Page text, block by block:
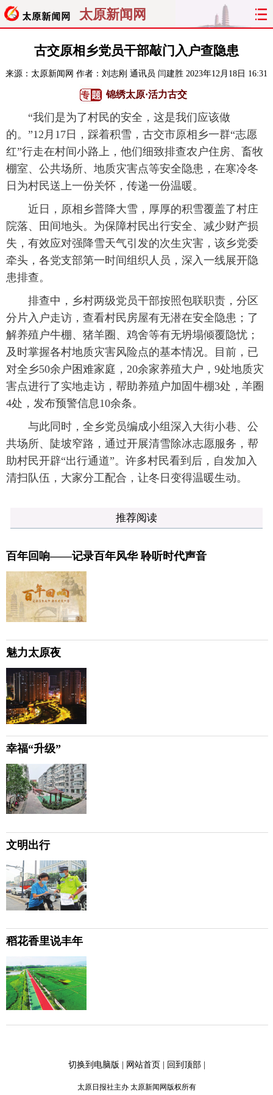
太原新闻网
首页 聚焦 太原 山西
经济 关注 文明 出行
旅游 理财 政务 教育
看天下 晋月读 最太原 网罗民生
太原晚报
古交原相乡党员干部敲门入户查隐患
来源： 太原新闻网 作者：刘志刚 通讯员 闫建胜 2023年12月18日 16:31
锦绣太原·活力古交
“我们是为了村民的安全，这是我们应该做
的。”12月17日，踩着积雪，古交市原相乡一群“志愿
红”行走在村间小路上，他们细致排查农户住房、畜牧
棚室、公共场所、地质灾害点等安全隐患，在寒冷冬
日为村民送上一份关怀，传递一份温暖。
近日，原相乡普降大雪，厚厚的积雪覆盖了村庄
院落、田间地头。为保障村民出行安全、减少财产损
失，有效应对强降雪天气引发的次生灾害，该乡党委
牵头，各党支部第一时间组织人员，深入一线展开隐
患排查。
排查中，乡村两级党员干部按照包联职责，分区
分片入户走访，查看村民房屋有无潜在安全隐患；了
解养殖户牛棚、猪羊圈、鸡舍等有无坍塌倾覆隐忧；
及时掌握各村地质灾害风险点的基本情况。目前，已
对全乡50余户困难家庭，20余家养殖大户，9处地质灾
害点进行了实地走访，帮助养殖户加固牛棚3处，羊圈
4处，发布预警信息10余条。
与此同时，全乡党员编成小组深入大街小巷、公
共场所、陡坡窄路，通过开展清雪除冰志愿服务，帮
助村民开辟“出行通道”。许多村民看到后，自发加入
清扫队伍，大家分工配合，让冬日变得温暖生动。
推荐阅读
百年回响——记录百年风华 聆听时代声音
魅力太原夜
幸福“升级”
文明出行
稻花香里说丰年
切换到电脑版 | 网站首页| 回到顶部|
太原日报社主办 太原新闻网版权所有